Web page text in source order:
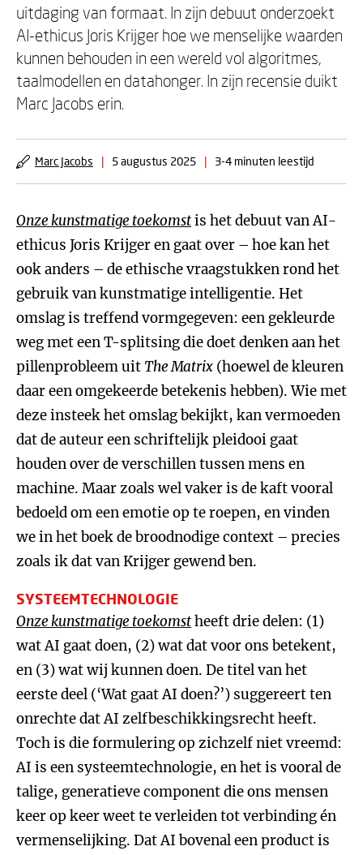
uitdaging van formaat. In zijn debuut onderzoekt
AI-ethicus Joris Krijger hoe we menselijke waarden
kunnen behouden in een wereld vol algoritmes,
taalmodellen en datahonger. In zijn recensie duikt
Marc Jacobs erin.
Marc Jacobs | 5 augustus 2025 | 3-4 minuten leestijd
Onze kunstmatige toekomstis het debuut van AI-
ethicus Joris Krijger en gaat over – hoe kan het
ook anders – de ethische vraagstukken rond het
gebruik van kunstmatige intelligentie. Het
omslag is treffend vormgegeven: een gekleurde
weg met een T-splitsing die doet denken aan het
pillenprobleem uit The Matrix (hoewel de kleuren
daar een omgekeerde betekenis hebben). Wie met
deze insteek het omslag bekijkt, kan vermoeden
dat de auteur een schriftelijk pleidooi gaat
houden over de verschillen tussen mens en
machine. Maar zoals wel vaker is de kaft vooral
bedoeld om een emotie op te roepen, en vinden
we in het boek de broodnodige context – precies
zoals ik dat van Krijger gewend ben.
SYSTEEMTECHNOLOGIE
Onze kunstmatige toekomstheeft drie delen: (1)
wat AI gaat doen, (2) wat dat voor ons betekent,
en (3) wat wij kunnen doen. De titel van het
eerste deel (‘Wat gaat AI doen?’) suggereert ten
onrechte dat AI zelfbeschikkingsrecht heeft.
Toch is die formulering op zichzelf niet vreemd:
AI is een systeemtechnologie, en het is vooral de
talige, generatieve component die ons mensen
keer op keer weet te verleiden tot verbinding én
vermenselijking. Dat AI bovenal een product is